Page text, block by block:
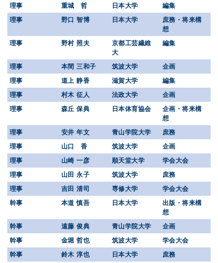
理事
重城 哲 日本大学
編集
理事
野口 智博 日本大学
庶務・将来構
想
理事
野村 照夫
京都工芸繊維
大
編集
理事 本間 三和子 筑波大学
企画
理事
道上 静香 滋賀大学
編集
理事
村木 征人 法政大学
企画
理事
森丘 保典 日本体育協会
企画・将来構
想
理事
安井 年文 青山学院大学
庶務
理事
山口 香 筑波大学
企画
理事
山崎 一彦 順天堂大学
学会大会
理事
山田 永子 筑波大学
庶務
理事
吉田 清司 専修大学
学会大会
幹事
本道 慎吾 日本大学
出版・将来構
想
幹事
遠藤 俊典 青山学院大学
企画
幹事
金堀 哲也 筑波大学
学会大会
幹事
鈴木 淳也 日本大学
庶務